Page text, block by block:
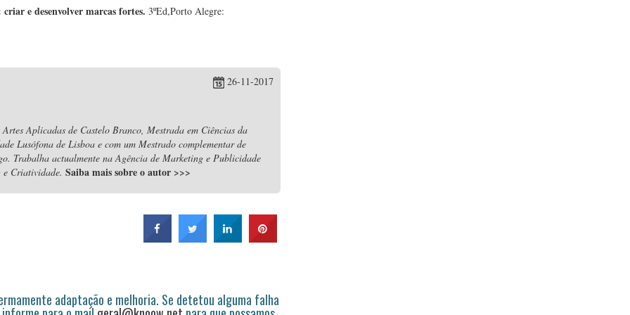
e desenvolver marcas fortes. 3ºEd,Porto Alegre:
26-11-2017
Aplicadas de Castelo Branco, Mestrada em Ciências da
Lusófona de Lisboa e com um Mestrado complementar de
Trabalha actualmente na Agência de Marketing e Publicidade
Criatividade. Saiba mais sobre o autor >>>
adaptação e melhoria. Se detetou alguma falha